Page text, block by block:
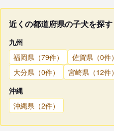
近くの都道府県の子犬を探す
九州
福岡県（79件）
佐賀県（0件）
大分県（0件）
宮崎県（12件）
沖縄
沖縄県（2件）